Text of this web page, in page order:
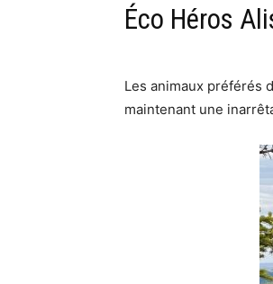
Éco Héros
Les animaux préférés
maintenant une